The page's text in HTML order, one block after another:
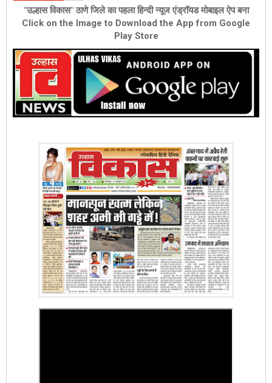
"उल्हास विकास" ठाणे जिले का पहला हिन्दी न्यूज एंड्रॉयड मोबाइल ऐप बना
Click on the Image to Download the App from Google
Play Store